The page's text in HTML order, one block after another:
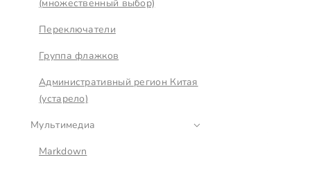
(множественный выбор)
Переключатели
Группа флажков
Административный регион Китая
(устарело)
Мультимедиа
Markdown